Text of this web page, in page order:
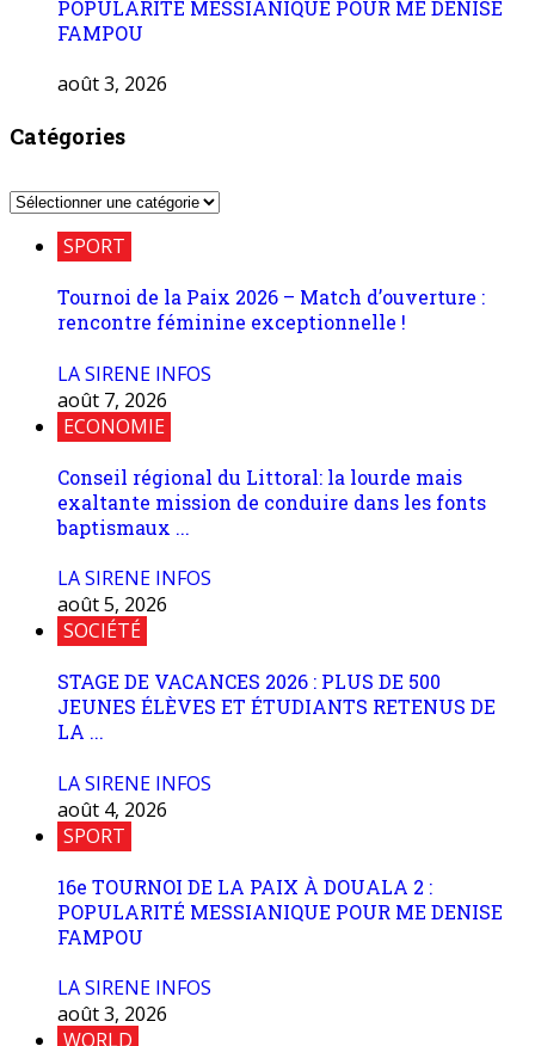
POPULARITÉ MESSIANIQUE POUR ME DENISE
FAMPOU
août 3, 2026
Catégories
Catégories
SPORT
Tournoi de la Paix 2026 – Match d’ouverture :
rencontre féminine exceptionnelle !
LA SIRENE INFOS
août 7, 2026
ECONOMIE
Conseil régional du Littoral: la lourde mais
exaltante mission de conduire dans les fonts
baptismaux ...
LA SIRENE INFOS
août 5, 2026
SOCIÉTÉ
STAGE DE VACANCES 2026 : PLUS DE 500
JEUNES ÉLÈVES ET ÉTUDIANTS RETENUS DE
LA ...
LA SIRENE INFOS
août 4, 2026
SPORT
16e TOURNOI DE LA PAIX À DOUALA 2 :
POPULARITÉ MESSIANIQUE POUR ME DENISE
FAMPOU
LA SIRENE INFOS
août 3, 2026
WORLD